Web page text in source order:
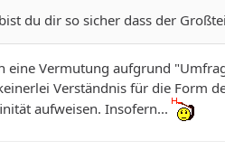
du dir so sicher dass der
eine Vermutung aufgrund
Verständnis für die Form
aufweisen. Insofern...